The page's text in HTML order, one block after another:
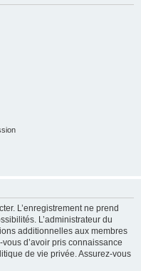
L’enregistrement ne prend
L’administrateur du
additionnelles aux membres
d’avoir pris connaissance
de vie privée. Assurez-vous